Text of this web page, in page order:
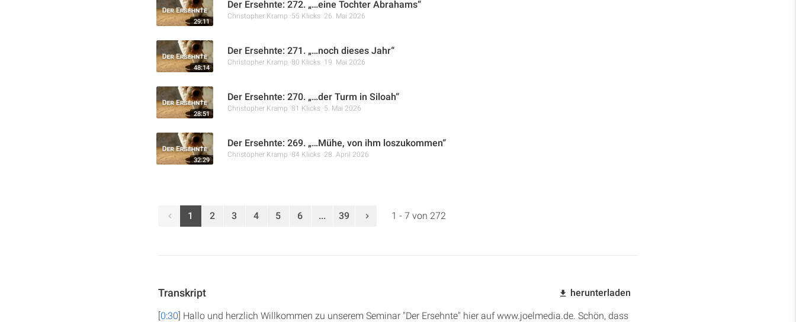
29:11
Der Ersehnte: 272. „…eine Tochter Abrahams“
Christopher Kramp 55 Klicks 26. Mai 2026
48:14
Der Ersehnte: 271. „…noch dieses Jahr“
Christopher Kramp 80 Klicks 19. Mai 2026
28:51
Der Ersehnte: 270. „…der Turm in Siloah“
Christopher Kramp 81 Klicks 5. Mai 2026
32:29
Der Ersehnte: 269. „…Mühe, von ihm loszukommen“
Christopher Kramp 84 Klicks 28. April 2026
1 2 3 4 5 6 ... 39 1 - 7 von 272
Transkript herunterladen
[0:30] Hallo und herzlich Willkommen zu unserem Seminar "Der Ersehnte" hier auf www.joelmedia.de. Schön, dass